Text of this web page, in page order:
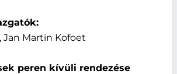
Jan Martin Kofoet
peren kívüli rendezése